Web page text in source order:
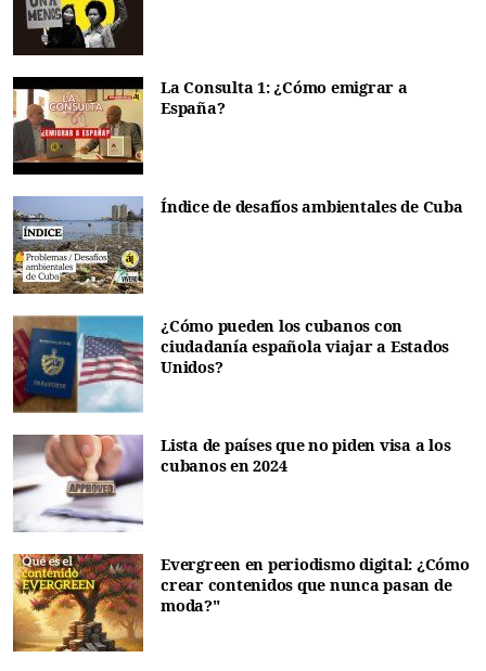
La Consulta 1: ¿Cómo emigrar a
España?
Índice de desafíos ambientales de Cuba
¿Cómo pueden los cubanos con
ciudadanía española viajar a Estados
Unidos?
Lista de países que no piden visa a los
cubanos en 2024
Evergreen en periodismo digital: ¿Cómo
crear contenidos que nunca pasan de
moda?"